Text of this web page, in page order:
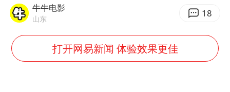
牛津大学一纸声明甩不了锅
香港宏福苑火灾或由烟头引起
女主硬加吻戏短剧已下架
牛牛电影
山东 18
打开网易新闻 体验效果更佳